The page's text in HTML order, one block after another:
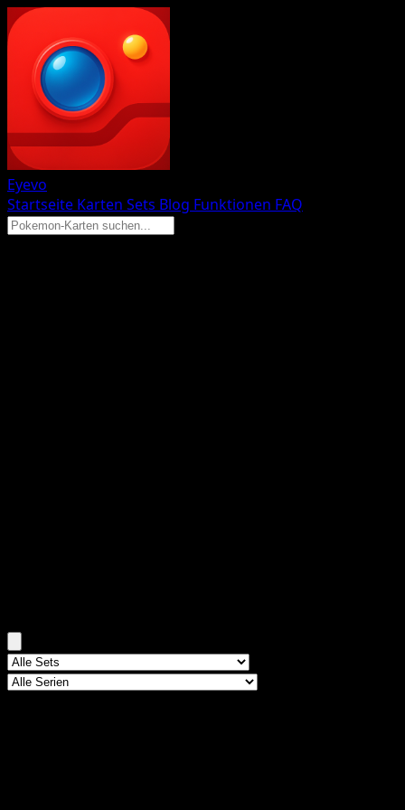
Eyevo
Startseite Karten Sets Blog Funktionen FAQ